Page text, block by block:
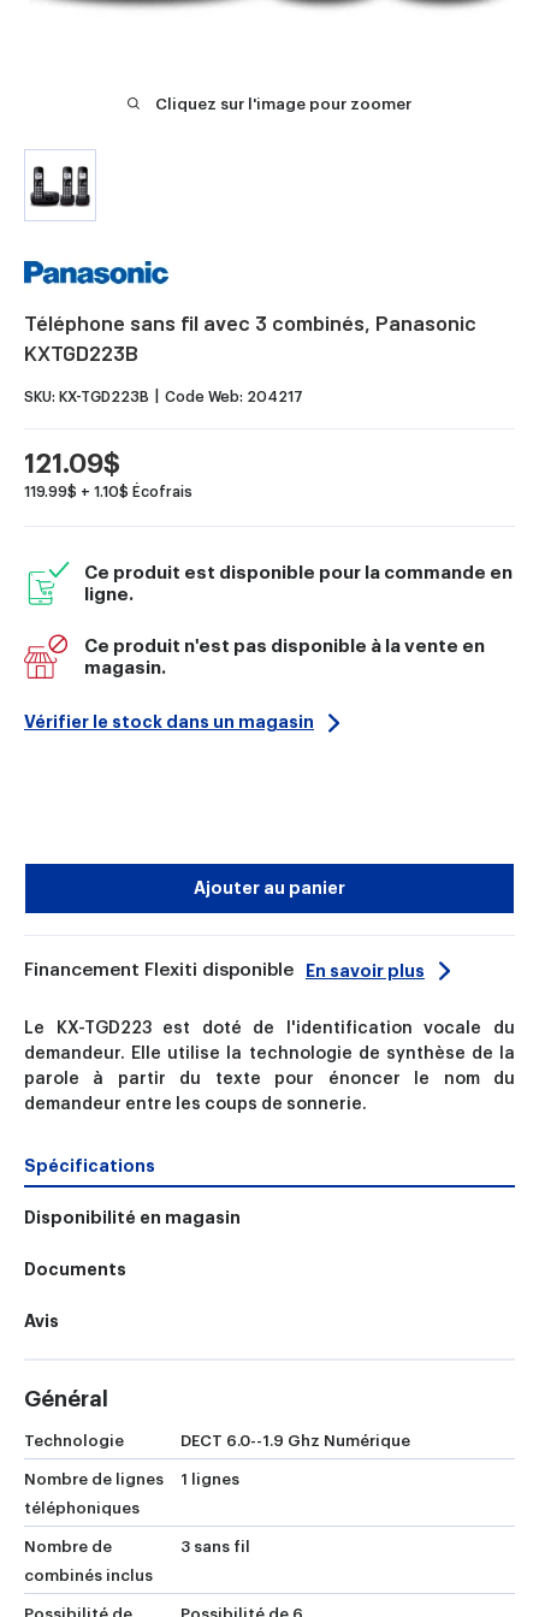
Cliquez sur l'image pour zoomer
Téléphone sans fil avec 3 combinés, Panasonic
KXTGD223B
SKU: KX-TGD223B Code Web: 204217
Prix
réduit
121.09$
119.99$ + 1.10$ Écofrais
Ce produit est disponible pour la commande en
ligne.
Ce produit n'est pas disponible à la vente en
magasin.
Vérifier le stock dans un magasin
Ajouter au panier
Financement Flexiti disponible En savoir plus
Le KX-TGD223 est doté de l'identification vocale du
demandeur. Elle utilise la technologie de synthèse de la
parole à partir du texte pour énoncer le nom du
demandeur entre les coups de sonnerie.
Spécifications
Disponibilité en magasin
Documents
Avis
Général
Technologie DECT 6.0--1.9 Ghz Numérique
Nombre de lignes
téléphoniques
1 lignes
Nombre de
combinés inclus
3 sans fil